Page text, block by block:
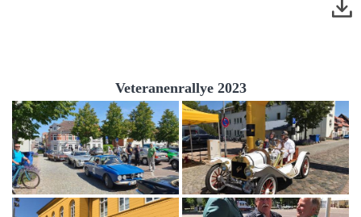
Veteranenrallye 2023